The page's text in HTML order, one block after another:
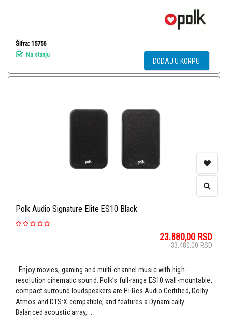
Šifra: 15756
Na stanju
DODAJ U KORPU
Polk Audio Signature Elite ES10 Black
23.880,00 RSD
33.480,00RSD
Enjoy movies, gaming and multi-channel music with high-
resolution cinematic sound. Polk’s full-range ES10 wall-mountable,
compact surround loudspeakers are Hi-Res Audio Certified, Dolby
Atmos and DTS:X compatible, and features a Dynamically
Balanced acoustic array,...